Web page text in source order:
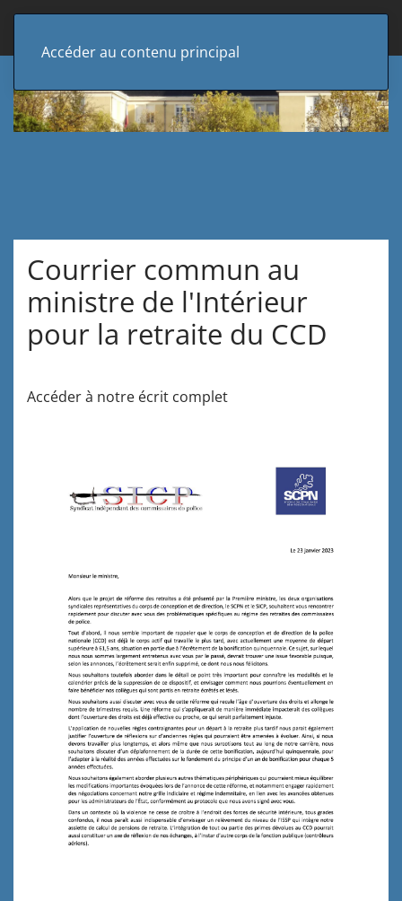
Accéder au contenu principal
Courrier commun au
ministre de l'Intérieur
pour la retraite du CCD
Accéder à notre écrit complet